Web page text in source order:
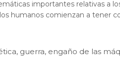
importantes relativas a
humanos comienzan a tener
guerra, engaño de las